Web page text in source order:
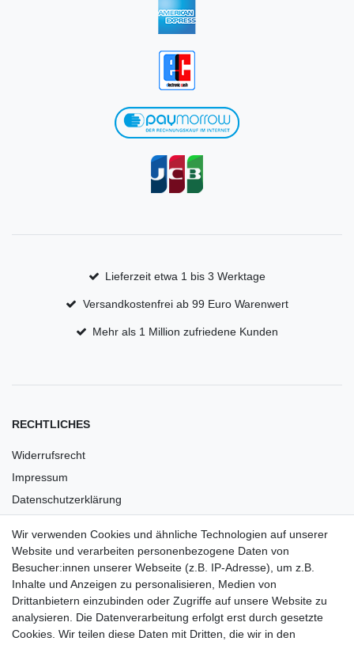
Lieferzeit etwa 1 bis 3 Werktage
Versandkostenfrei ab 99 Euro Warenwert
Mehr als 1 Million zufriedene Kunden
RECHTLICHES
Widerrufsrecht
Impressum
Datenschutzerklärung
Versandkosten
Barrierefreiheit
Anleitungen
Vertrag widerrufen
Wir verwenden Cookies und ähnliche Technologien auf unserer
Website und verarbeiten personenbezogene Daten von
Besucher:innen unserer Webseite (z.B. IP-Adresse), um z.B.
Inhalte und Anzeigen zu personalisieren, Medien von
Drittanbietern einzubinden oder Zugriffe auf unsere Website zu
analysieren. Die Datenverarbeitung erfolgt erst durch gesetzte
Cookies. Wir teilen diese Daten mit Dritten, die wir in den